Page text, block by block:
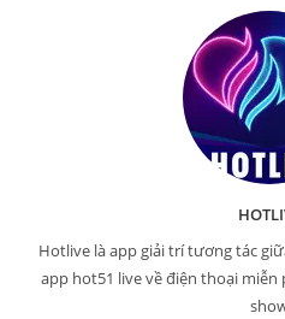
Hotlive là app giải trí tương tác
app hot51 live về điện thoại miễn